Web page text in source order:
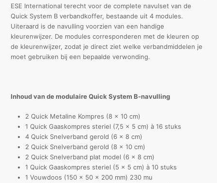
ESE International terecht voor de complete navulset van de
Quick System B verbandkoffer, bestaande uit 4 modules.
Uiteraard is de navulling voorzien van een handige
kleurenwijzer. De modules corresponderen met de kleuren op
de kleurenwijzer, zodat je direct ziet welke verbandmiddelen je
moet gebruiken bij een bepaalde verwonding.
Inhoud van de modulaire Quick System B-navulling
2 Quick Metaline Kompres (8 x 10 cm)
1 Quick Gaaskompres steriel (7,5 x 5 cm) à 16 stuks
4 Quick Snelverband gerold (6 x 8 cm)
2 Quick Snelverband gerold (8 x 10 cm)
2 Quick Snelverband plat model (6 x 8 cm)
1 Quick Gaaskompres steriel (5 x 5 cm) à 10 stuks
1 Vouwdoos (150 x 50 x 200 mm) 230 mu